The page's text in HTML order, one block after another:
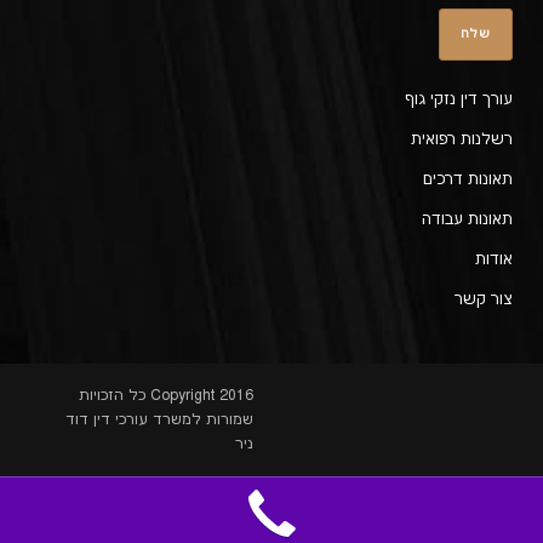
עורך דין נזקי גוף
רשלנות רפואית
תאונות דרכים
תאונות עבודה
אודות
צור קשר
Copyright 2016 כל הזכויות
שמורות למשרד עורכי דין דוד
ניר